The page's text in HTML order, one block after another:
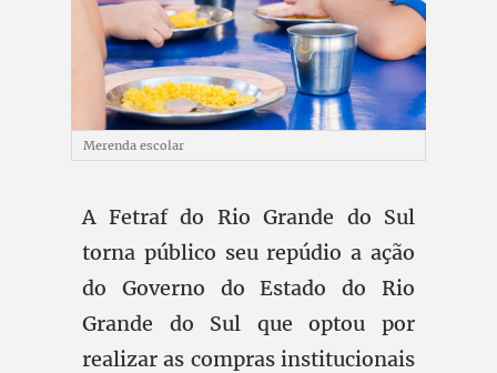
Merenda escolar
A Fetraf do Rio Grande do Sul
torna público seu repúdio a ação
do Governo do Estado do Rio
Grande do Sul que optou por
realizar as compras institucionais